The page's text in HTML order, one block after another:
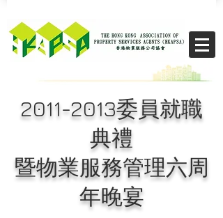
2011-2013委員就職
典禮
暨物業服務管理六周
年晚宴